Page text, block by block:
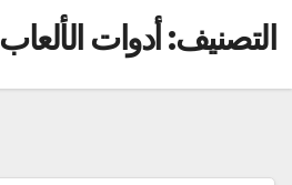
التصنيف: أدوات الألعاب